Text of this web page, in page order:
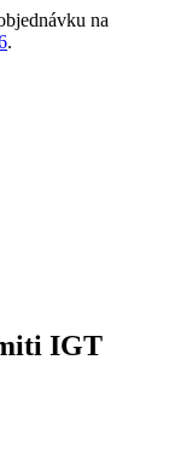
na
.
IGT